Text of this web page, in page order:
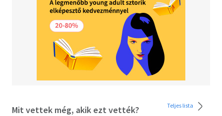
Mit vettek még, akik ezt vették? Teljes lista